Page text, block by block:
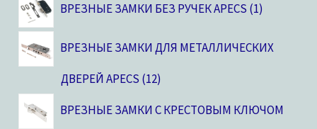
ВРЕЗНЫЕ ЗАМКИ БЕЗ РУЧЕК APECS 1
ВРЕЗНЫЕ ЗАМКИ ДЛЯ МЕТАЛЛИЧЕСКИХ
ДВЕРЕЙ APECS 12
ВРЕЗНЫЕ ЗАМКИ С КРЕСТОВЫМ КЛЮЧОМ